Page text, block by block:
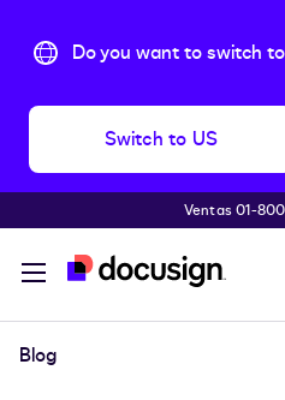
Do you want to switch
Switch to US
Accede al contenido principal
Ventas 01-
Blog